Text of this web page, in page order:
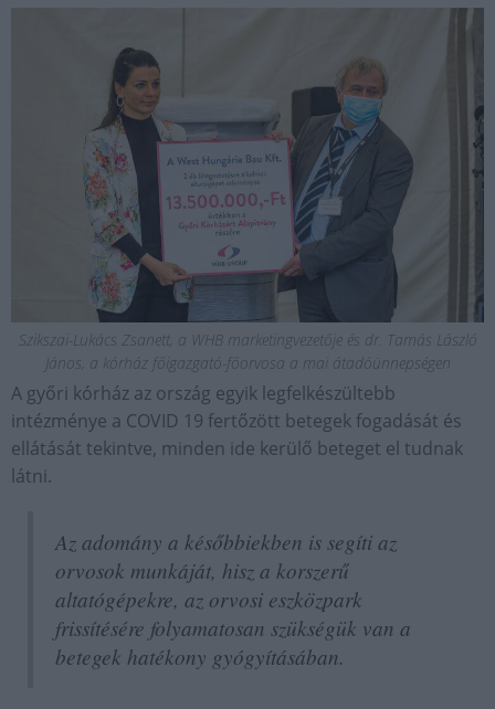
Szikszai-Lukács Zsanett, a WHB marketingvezetője és dr. Tamás László
János, a kórház főigazgató-főorvosa a mai átadóünnepségen
A győri kórház az ország egyik legfelkészültebb
intézménye a COVID 19 fertőzött betegek fogadását és
ellátását tekintve, minden ide kerülő beteget el tudnak
látni.
Az adomány a későbbiekben is segíti az
orvosok munkáját, hisz a korszerű
altatógépekre, az orvosi eszközpark
frissítésére folyamatosan szükségük van a
betegek hatékony gyógyításában.